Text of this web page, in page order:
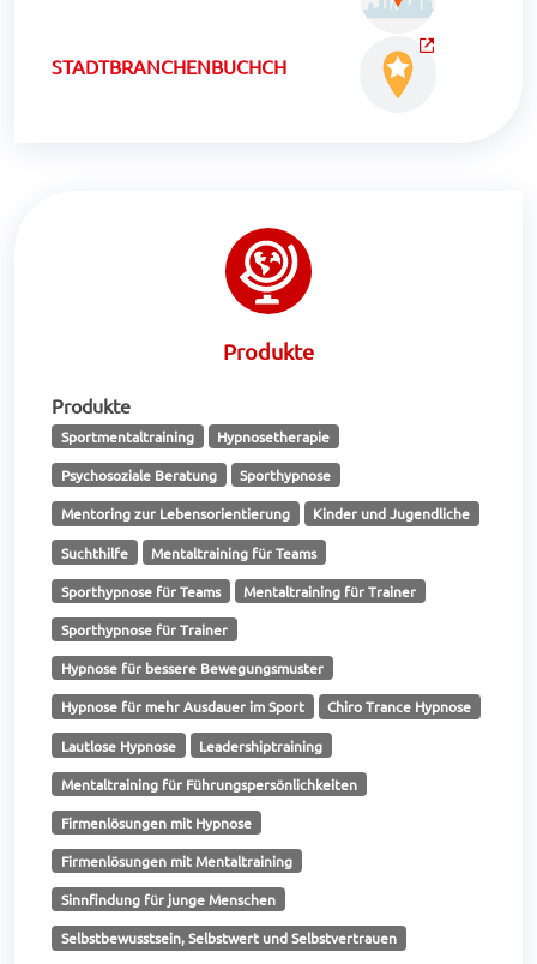
STADTBRANCHENBUCHCH
Produkte
Produkte
Sportmentaltraining Hypnosetherapie
Psychosoziale Beratung Sporthypnose
Mentoring zur Lebensorientierung Kinder und Jugendliche
Suchthilfe Mentaltraining für Teams
Sporthypnose für Teams Mentaltraining für Trainer
Sporthypnose für Trainer
Hypnose für bessere Bewegungsmuster
Hypnose für mehr Ausdauer im Sport Chiro Trance Hypnose
Lautlose Hypnose Leadershiptraining
Mentaltraining für Führungspersönlichkeiten
Firmenlösungen mit Hypnose
Firmenlösungen mit Mentaltraining
Sinnfindung für junge Menschen
Selbstbewusstsein, Selbstwert und Selbstvertrauen